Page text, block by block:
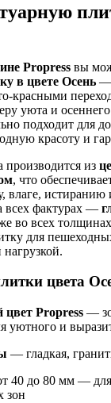
Propress вы
в цвете Осень —
красными
уюта и
подходит для
красоту и
производится из
, что
влаге, истиранию
всех фактурах —
во всех
для
цвета
Propress —
уютного и
— гладкая,
40 до 80 мм —
зон